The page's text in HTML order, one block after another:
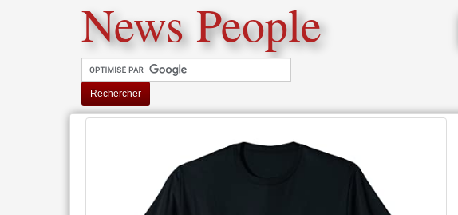
News People
Rechercher